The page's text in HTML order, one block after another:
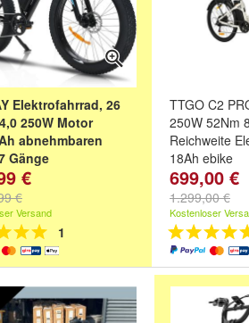
Elektrofahrrad, 26
250W Motor
abnehmbaren
Gänge
€
€
Versand
1
TTGO C2
250W 52Nm
Reichweite
18Ah ebike
Farbe:Schwarz
grau
699,00 €
1.299,00 €
Kostenloser